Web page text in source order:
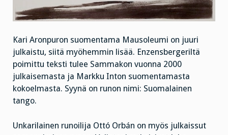
Kari Aronpuron suomentama Mausoleumi on juuri
julkaistu, siitä myöhemmin lisää. Enzensbergeriltä
poimittu teksti tulee Sammakon vuonna 2000
julkaisemasta ja Markku Inton suomentamasta
kokoelmasta. Syynä on runon nimi: Suomalainen
tango.
Unkarilainen runoilija Ottó Orbán on myös julkaissut